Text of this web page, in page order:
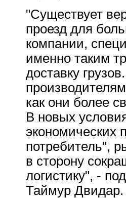
"Существует
проезд для
компании,
именно таким
доставку
как они более
В новых
экономических
потребитель",
в сторону
логистику", -
Таймур Двидар.